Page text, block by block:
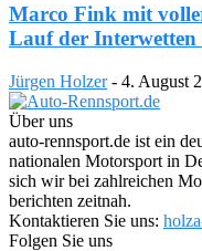
Marco Fink mit
Lauf der Interwetten
Jürgen Holzer - 4. August
Über uns
auto-rennsport.de ist ein
nationalen Motorsport in
sich wir bei zahlreichen
berichten zeitnah.
Kontaktieren Sie uns:
Folgen Sie uns